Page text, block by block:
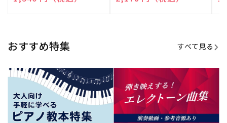
おすすめ特集 すべて見る